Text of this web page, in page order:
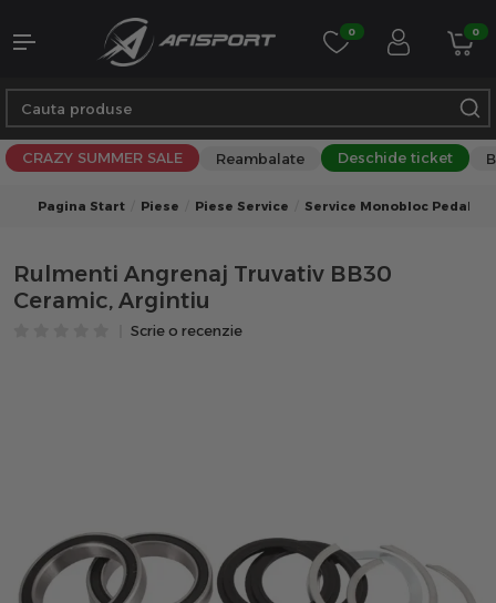
0 0
CRAZY SUMMER SALE Reambalate Deschide ticket
Pagina Start Piese Piese Service Service Monobloc Pedalier
Rulmenti Angrenaj Truvativ BB30
Ceramic, Argintiu
Scrie o recenzie